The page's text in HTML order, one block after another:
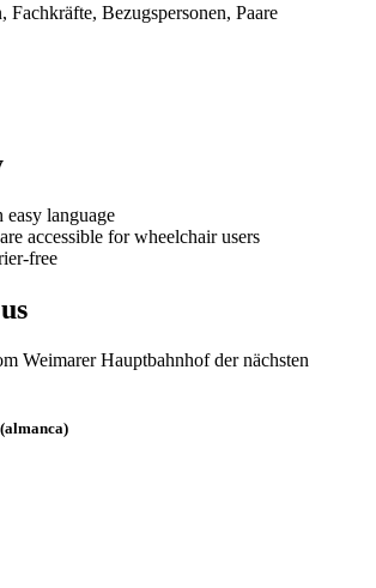
Fachkräfte, Bezugspersonen, Paare
language
accessible for wheelchair users
free
Weimarer Hauptbahnhof der nächsten